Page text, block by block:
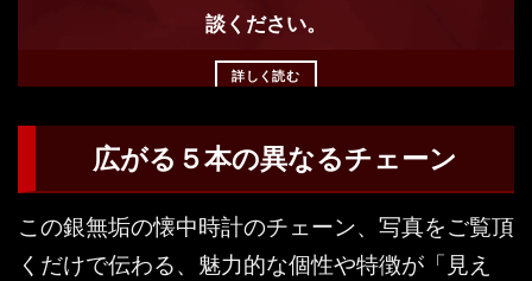
談ください。
詳しく読む
広がる５本の異なるチェーン
この銀無垢の懐中時計のチェーン、写真をご覧頂
くだけで伝わる、魅力的な個性や特徴が「見え